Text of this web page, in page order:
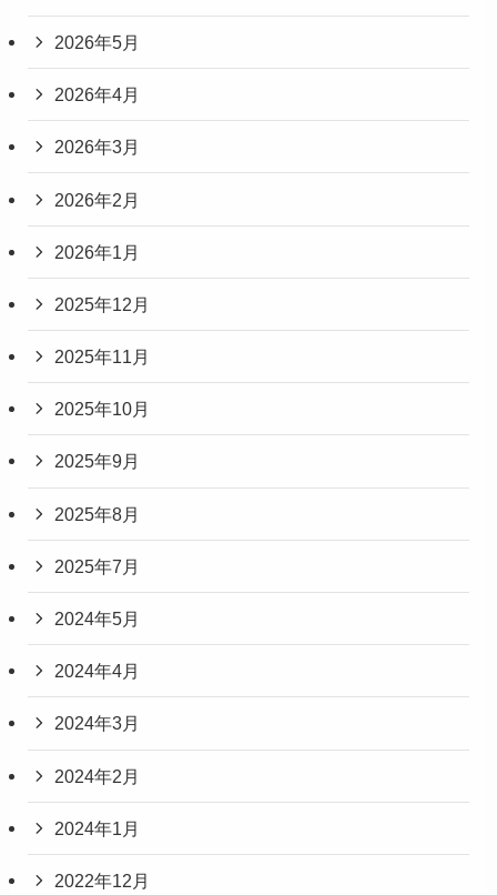
2026年5月
2026年4月
2026年3月
2026年2月
2026年1月
2025年12月
2025年11月
2025年10月
2025年9月
2025年8月
2025年7月
2024年5月
2024年4月
2024年3月
2024年2月
2024年1月
2022年12月